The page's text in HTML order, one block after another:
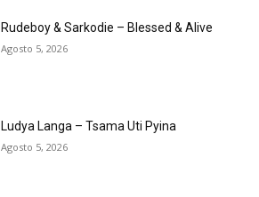
Rudeboy & Sarkodie – Blessed & Alive
Agosto 5, 2026
Ludya Langa – Tsama Uti Pyina
Agosto 5, 2026